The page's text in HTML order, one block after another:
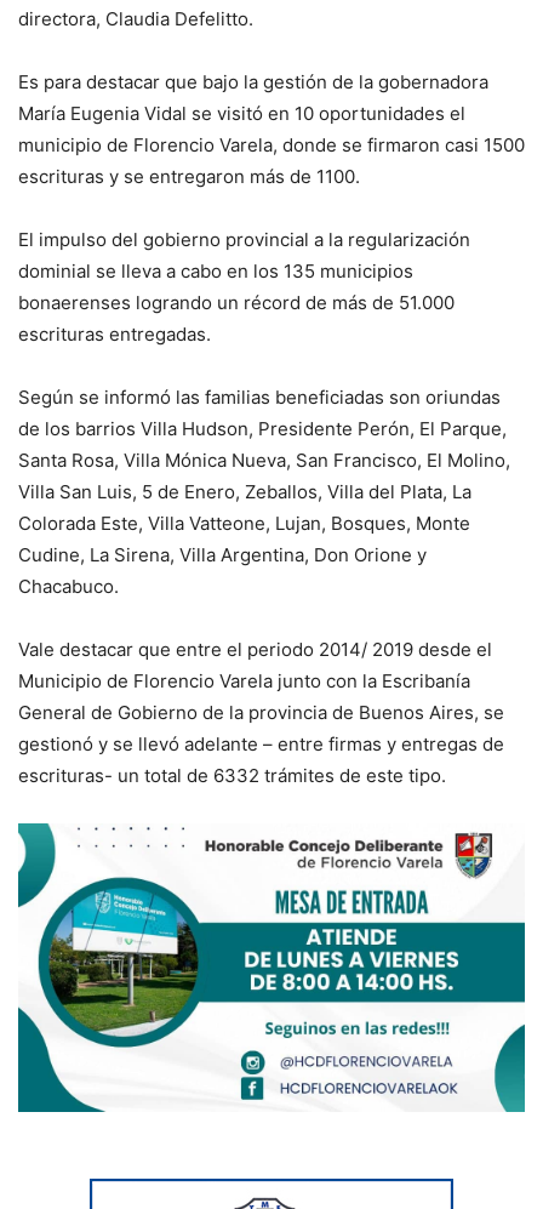
directora, Claudia Defelitto.
Es para destacar que bajo la gestión de la gobernadora
María Eugenia Vidal se visitó en 10 oportunidades el
municipio de Florencio Varela, donde se firmaron casi 1500
escrituras y se entregaron más de 1100.
El impulso del gobierno provincial a la regularización
dominial se lleva a cabo en los 135 municipios
bonaerenses logrando un récord de más de 51.000
escrituras entregadas.
Según se informó las familias beneficiadas son oriundas
de los barrios Villa Hudson, Presidente Perón, El Parque,
Santa Rosa, Villa Mónica Nueva, San Francisco, El Molino,
Villa San Luis, 5 de Enero, Zeballos, Villa del Plata, La
Colorada Este, Villa Vatteone, Lujan, Bosques, Monte
Cudine, La Sirena, Villa Argentina, Don Orione y
Chacabuco.
Vale destacar que entre el periodo 2014/ 2019 desde el
Municipio de Florencio Varela junto con la Escribanía
General de Gobierno de la provincia de Buenos Aires, se
gestionó y se llevó adelante – entre firmas y entregas de
escrituras- un total de 6332 trámites de este tipo.